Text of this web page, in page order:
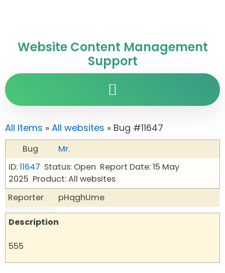
Website Content Management
Support
All Items » All websites » Bug #11647
Bug
Mr.
ID:11647 Status: Open Report Date: 15 May
2025 Product: All websites
Reporter
pHqghUme
Description
555